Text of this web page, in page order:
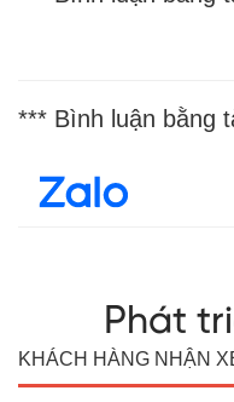
*** Bình luận bằng
KHÁCH HÀNG NHẬN